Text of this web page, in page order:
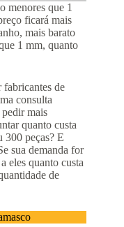
menores que 1
ficará mais
mais barato
1 mm, quanto
de
consulta
mais
quanto custa
300 peças? E
sua demanda for
eles quanto custa
de